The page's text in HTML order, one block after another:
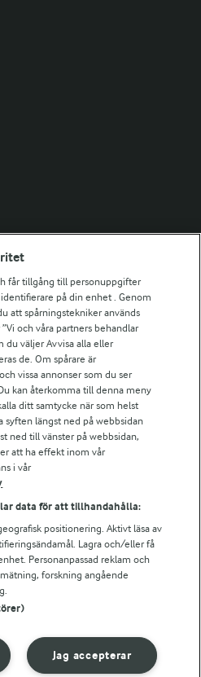
får tillgång till personuppgifter
på din enhet . Genom
att spårningstekniker används
och våra partners behandlar
du väljer Avvisa alla eller
de. Om spårare är
vissa annonser som du ser
kan återkomma till denna meny
ditt samtycke när som helst
syften längst ned på webbsidan
ned till vänster på webbsidan,
att ha effekt inom vår
i vår
data för att tillhandahålla:
positionering. Aktivt läsa av
Lagra och/eller få
Personanpassad reklam och
forskning angående
Jag accepterar